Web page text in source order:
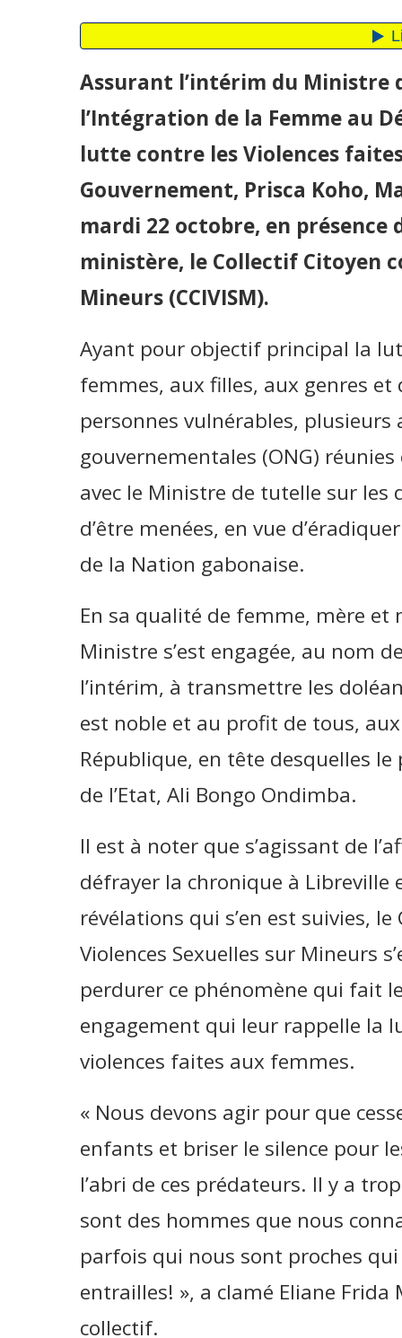
Assurant l’intérim du Ministre
l’Intégration de la Femme au
lutte contre les Violences
Gouvernement, Prisca Koho,
mardi 22 octobre, en
ministère, le Collectif Citoyen
Mineurs (CCIVISM).
Ayant pour objectif principal la
femmes, aux filles, aux genres et
personnes vulnérables,
gouvernementales (ONG)
avec le Ministre de tutelle sur les
d’être menées, en vue
de la Nation gabonaise.
En sa qualité de femme, mère
Ministre s’est engagée, au nom
l’intérim, à transmettre les
est noble et au profit de tous,
République, en tête desquelles
de l’Etat, Ali Bongo Ondimba.
Il est à noter que s’agissant de
défrayer la chronique à Libreville
révélations qui s’en est suivies,
Violences Sexuelles sur Mineurs
perdurer ce phénomène qui fait
engagement qui leur rappelle la
violences faites aux femmes.
« Nous devons agir pour que
enfants et briser le silence pour
l’abri de ces prédateurs. Il y a
sont des hommes que nous
parfois qui nous sont proches
entrailles! », a clamé Eliane
collectif.